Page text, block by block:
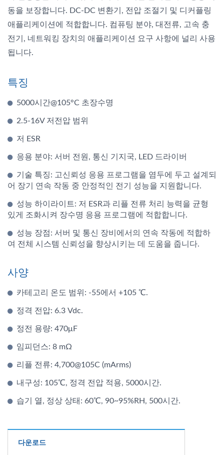
동을 보장합니다. DC-DC 변환기, 전압 조절기 및 디커플링
애플리케이션에 적합합니다. 컴퓨팅 분야, 대전류, 고속 충
전기, 네트워킹 장치의 애플리케이션 요구 사항에 널리 사용
됩니다.
특징
5000시간@105°C 초장수명
2.5-16V 저전압 범위
저 ESR
응용 분야: 서버 전원, 통신 기지국, LED 드라이버
기술 특징: 고신뢰성 응용 프로그램을 염두에 두고 설계되
어 장기 연속 작동 중 안정적인 전기 성능을 지원합니다.
성능 하이라이트: 저 ESR과 리플 전류 처리 능력을 균형
있게 조화시켜 장수명 응용 프로그램에 적합합니다.
성능 장점: 서버 및 통신 장비에서의 연속 작동에 적합하
여 전체 시스템 신뢰성을 향상시키는 데 도움을 줍니다.
사양
카테고리 온도 범위: -55에서 +105 ℃.
정격 전압: 6.3 Vdc.
정전 용량: 470μF
임피던스: 8 mΩ
리플 전류: 4,700@105C (mArms)
내구성: 105℃, 정격 전압 적용, 5000시간.
습기 열, 정상 상태: 60℃, 90~95%RH, 500시간.
다운로드